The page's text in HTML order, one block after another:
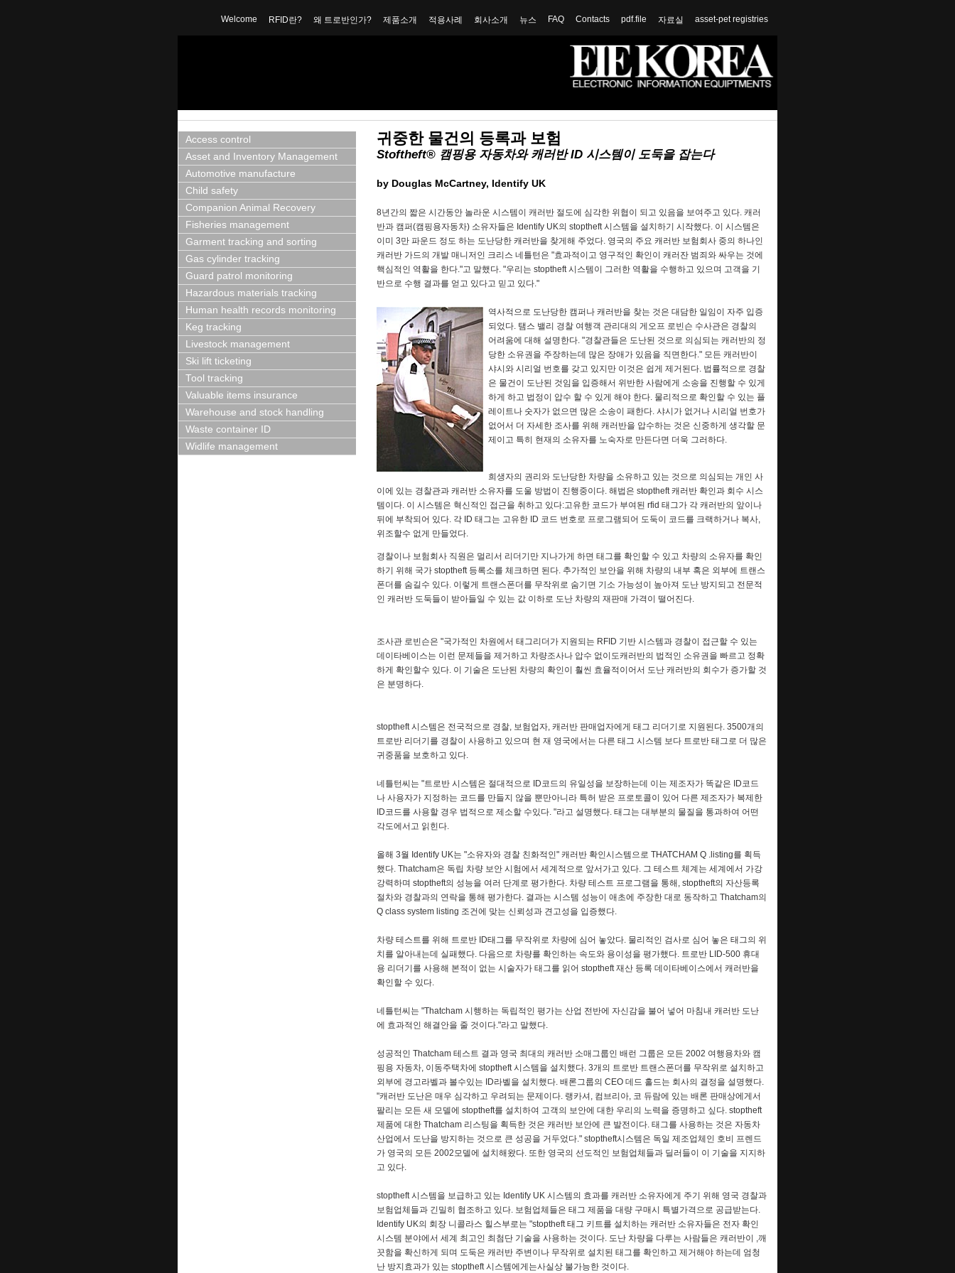
Welcome RFID란? 왜 트로반인가? 제품소개 적용사례 회사소개 뉴스 FAQ Contacts pdf.file 자료실 asset-pet registries
Access control
Asset and Inventory Management
Automotive manufacture
Child safety
Companion Animal Recovery
Fisheries management
Garment tracking and sorting
Gas cylinder tracking
Guard patrol monitoring
Hazardous materials tracking
Human health records monitoring
Keg tracking
Livestock management
Ski lift ticketing
Tool tracking
Valuable items insurance
Warehouse and stock handling
Waste container ID
Widlife management
귀중한 물건의 등록과 보험
Stoftheft® 캠핑용 자동차와 캐러반 ID 시스템이 도둑을 잡는다
by Douglas McCartney, Identify UK
8년간의 짧은 시간동안 놀라운 시스템이 캐러반 절도에 심각한 위협이 되고 있음을 보여주고 있다. 캐러
반과 캠퍼(캠핑용자동차) 소유자들은 Identify UK의 stoptheft 시스템을 설치하기 시작했다. 이 시스템은
이미 3만 파운드 정도 하는 도난당한 캐러반을 찾게해 주었다. 영국의 주요 캐러반 보험회사 중의 하나인
캐러반 가드의 개발 매니저인 크리스 네틀턴은 "효과적이고 영구적인 확인이 캐러잔 범죄와 싸우는 것에
핵심적인 역활을 한다."고 말했다. "우리는 stoptheft 시스템이 그러한 역활을 수행하고 있으며 고객을 기
반으로 수행 결과를 얻고 있다고 믿고 있다."
역사적으로 도난당한 캠퍼나 캐러반을 찾는 것은 대담한 일임이 자주 입증
되었다. 탬스 밸리 경찰 여행객 관리대의 게오프 로빈슨 수사관은 경찰의
어려움에 대해 설명한다. "경찰관들은 도난된 것으로 의심되는 캐러반의 정
당한 소유권을 주장하는데 많은 장애가 있음을 직면한다." 모든 캐러반이
샤시와 시리얼 번호를 갖고 있지만 이것은 쉽게 제거된다. 법률적으로 경찰
은 물건이 도난된 것임을 입증해서 위반한 사람에게 소송을 진행할 수 있게
하게 하고 법정이 압수 할 수 있게 해야 한다. 물리적으로 확인할 수 있는 플
레이트나 숫자가 없으면 많은 소송이 패한다. 샤시가 없거나 시리얼 번호가
없어서 더 자세한 조사를 위해 캐러반을 압수하는 것은 신중하게 생각할 문
제이고 특히 현재의 소유자를 노숙자로 만든다면 더욱 그러하다.
희생자의 권리와 도난당한 차량을 소유하고 있는 것으로 의심되는 개인 사
이에 있는 경찰관과 캐러반 소유자를 도울 방법이 진행중이다. 해법은 stoptheft 캐러반 확인과 회수 시스
템이다. 이 시스템은 혁신적인 접근을 취하고 있다:고유한 코드가 부여된 rfid 태그가 각 캐러반의 앞이나
뒤에 부착되어 있다. 각 ID 태그는 고유한 ID 코드 번호로 프로그램되어 도둑이 코드를 크랙하거나 복사,
위조할수 없게 만들었다.
경찰이나 보험회사 직원은 멀리서 리더기만 지나가게 하면 태그를 확인할 수 있고 차량의 소유자를 확인
하기 위해 국가 stoptheft 등록소를 체크하면 된다. 추가적인 보안을 위해 차량의 내부 혹은 외부에 트랜스
폰더를 숨길수 있다. 이렇게 트랜스폰더를 무작위로 숨기면 기소 가능성이 높아져 도난 방지되고 전문적
인 캐러반 도둑들이 받아들일 수 있는 값 이하로 도난 차량의 재판매 가격이 떨어진다.
조사관 로빈슨은 "국가적인 차원에서 태그리더가 지원되는 RFID 기반 시스템과 경찰이 접근할 수 있는
데이타베이스는 이런 문제들을 제거하고 차량조사나 압수 없이도캐러반의 법적인 소유권을 빠르고 정확
하게 확인할수 있다. 이 기술은 도난된 차량의 확인이 훨씬 효율적이어서 도난 캐러반의 회수가 증가할 것
은 분명하다.
stoptheft 시스템은 전국적으로 경찰, 보험업자, 캐러반 판매업자에게 태그 리더기로 지원된다. 3500개의
트로반 리더기를 경찰이 사용하고 있으며 현 재 영국에서는 다른 태그 시스템 보다 트로반 태그로 더 많은
귀중품을 보호하고 있다.
네틀턴씨는 "트로반 시스템은 절대적으로 ID코드의 유일성을 보장하는데 이는 제조자가 똑같은 ID코드
나 사용자가 지정하는 코드를 만들지 않을 뿐만아니라 특허 받은 프로토콜이 있어 다른 제조자가 복제한
ID코드를 사용할 경우 법적으로 제소할 수있다. "라고 설명했다. 태그는 대부분의 물질을 통과하여 어떤
각도에서고 읽힌다.
올해 3월 Identify UK는 "소유자와 경찰 친화적인" 캐러반 확인시스템으로 THATCHAM Q .listing를 획득
했다. Thatcham은 독립 차량 보안 시험에서 세계적으로 앞서가고 있다. 그 테스트 체계는 세계에서 가강
강력하며 stoptheft의 성능을 여러 단계로 평가한다. 차량 테스트 프로그램을 통해, stoptheft의 자산등록
절차와 경찰과의 연락을 통해 평가한다. 결과는 시스템 성능이 애초에 주장한 대로 동작하고 Thatcham의
Q class system listing 조건에 맞는 신뢰성과 견고성을 입증했다.
차량 테스트를 위해 트로반 ID태그를 무작위로 차량에 심어 놓았다. 물리적인 검사로 심어 놓은 태그의 위
치를 알아내는데 실패했다. 다음으로 차량를 확인하는 속도와 용이성을 평가했다. 트로반 LID-500 휴대
용 리더기를 사용해 본적이 없는 시술자가 태그를 읽어 stoptheft 재산 등록 데이타베이스에서 캐러반을
확인할 수 있다.
네틀턴씨는 "Thatcham 시행하는 독립적인 평가는 산업 전반에 자신감을 불어 넣어 마침내 캐러반 도난
에 효과적인 해결안을 줄 것이다."라고 말했다.
성공적인 Thatcham 테스트 결과 영국 최대의 캐러반 소매그룹인 배런 그룹은 모든 2002 여행용차와 캠
핑용 자동차, 이동주택차에 stoptheft 시스템을 설치했다. 3개의 트로반 트랜스폰더를 무작위로 설치하고
외부에 경고라벨과 볼수있는 ID라벨을 설치했다. 배론그룹의 CEO 데드 홀드는 회사의 결정을 설명했다.
"캐러반 도난은 매우 심각하고 우려되는 문제이다. 랭카셔, 컴브리아, 코 듀람에 있는 배론 판매상에게서
팔리는 모든 새 모델에 stoptheft를 설치하여 고객의 보안에 대한 우리의 노력을 증명하고 싶다. stoptheft
제품에 대한 Thatcham 리스팅을 획득한 것은 캐러반 보안에 큰 발전이다. 태그를 사용하는 것은 자동차
산업에서 도난을 방지하는 것으로 큰 성공을 거두었다." stoptheft시스템은 독일 제조업체인 호비 프렌드
가 영국의 모든 2002모델에 설치해왔다. 또한 영국의 선도적인 보험업체들과 딜러들이 이 기술을 지지하
고 있다.
stoptheft 시스템을 보급하고 있는 Identify UK 시스템의 효과를 캐러반 소유자에게 주기 위해 영국 경찰과
보험업체들과 긴밀히 협조하고 있다. 보험업체들은 태그 제품을 대량 구매시 특별가격으로 공급받는다.
Identify UK의 회장 니콜라스 힐스부로는 "stoptheft 태그 키트를 설치하는 캐러반 소유자들은 전자 확인
시스템 분야에서 세계 최고인 최첨단 기술을 사용하는 것이다. 도난 차량을 다루는 사람들은 캐러반이 ,깨
끗함을 확신하게 되며 도둑은 캐러반 주변이나 무작위로 설치된 태그를 확인하고 제거해야 하는데 엄청
난 방지효과가 있는 stoptheft 시스템에게는사실상 불가능한 것이다.